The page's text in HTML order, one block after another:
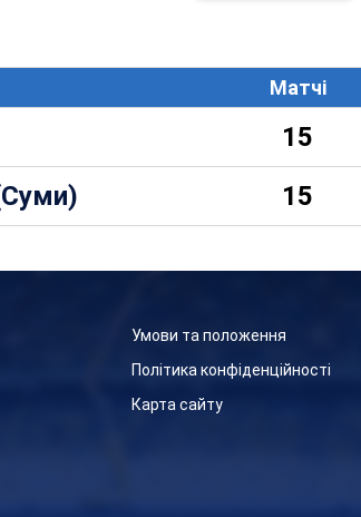
Матчі
15
15
Умови та положення
Політика конфіденційності
Карта сайту